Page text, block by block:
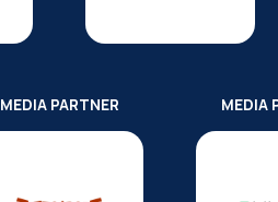
MEDIA PARTNER MEDIA